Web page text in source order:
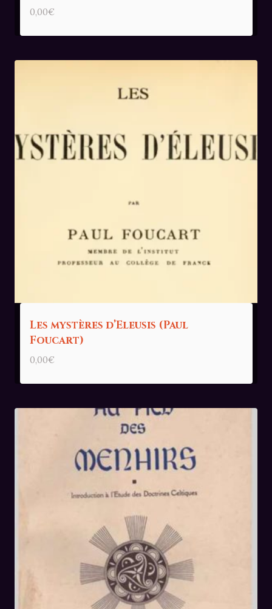
0,00€
Les mystères d’Eleusis (Paul
Foucart)
0,00€